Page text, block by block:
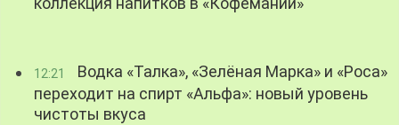
коллекция напитков в «Кофемании»
12:21
Водка «Талка», «Зелёная Марка» и «Роса»
переходит на спирт «Альфа»: новый уровень
чистоты вкуса